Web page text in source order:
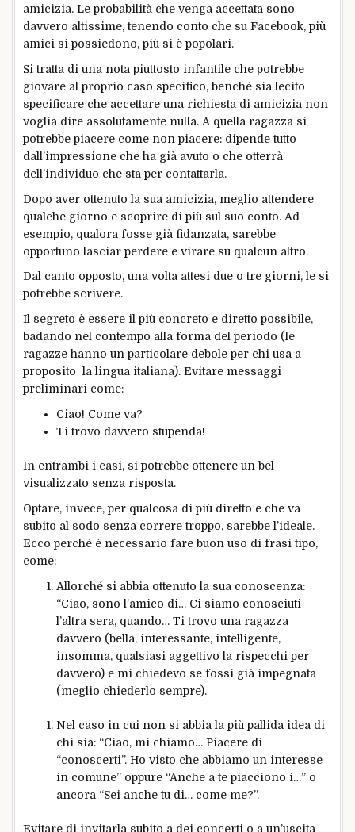
amicizia. Le probabilità che venga accettata sono
davvero altissime, tenendo conto che su Facebook, più
amici si possiedono, più si è popolari.
Si tratta di una nota piuttosto infantile che potrebbe
giovare al proprio caso specifico, benché sia lecito
specificare che accettare una richiesta di amicizia non
voglia dire assolutamente nulla. A quella ragazza si
potrebbe piacere come non piacere: dipende tutto
dall’impressione che ha già avuto o che otterrà
dell’individuo che sta per contattarla.
Dopo aver ottenuto la sua amicizia, meglio attendere
qualche giorno e scoprire di più sul suo conto. Ad
esempio, qualora fosse già fidanzata, sarebbe
opportuno lasciar perdere e virare su qualcun altro.
Dal canto opposto, una volta attesi due o tre giorni, le si
potrebbe scrivere.
Il segreto è essere il più concreto e diretto possibile,
badando nel contempo alla forma del periodo (le
ragazze hanno un particolare debole per chi usa a
proposito la lingua italiana). Evitare messaggi
preliminari come:
Ciao! Come va?
Ti trovo davvero stupenda!
In entrambi i casi, si potrebbe ottenere un bel
visualizzato senza risposta.
Optare, invece, per qualcosa di più diretto e che va
subito al sodo senza correre troppo, sarebbe l’ideale.
Ecco perché è necessario fare buon uso di frasi tipo,
come:
Allorché si abbia ottenuto la sua conoscenza:
“Ciao, sono l’amico di… Ci siamo conosciuti
l’altra sera, quando… Ti trovo una ragazza
davvero (bella, interessante, intelligente,
insomma, qualsiasi aggettivo la rispecchi per
davvero) e mi chiedevo se fossi già impegnata
(meglio chiederlo sempre).
Nel caso in cui non si abbia la più pallida idea di
chi sia: “Ciao, mi chiamo… Piacere di
“conoscerti”. Ho visto che abbiamo un interesse
in comune” oppure “Anche a te piacciono i…” o
ancora “Sei anche tu di… come me?”.
Evitare di invitarla subito a dei concerti o a un’uscita